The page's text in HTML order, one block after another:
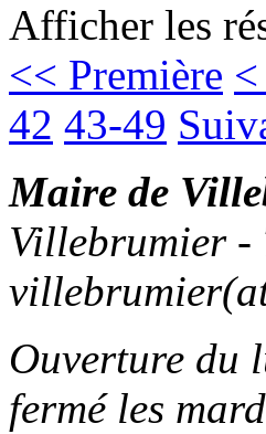
Afficher les
<< Première
42 43-49
Maire de
Villebrumier -
Ouverture du
fermé les